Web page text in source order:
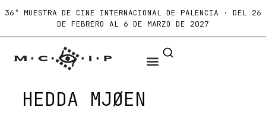
36ª MUESTRA DE CINE INTERNACIONAL DE PALENCIA · DEL 26
DE FEBRERO AL 6 DE MARZO DE 2027
HEDDA MJØEN